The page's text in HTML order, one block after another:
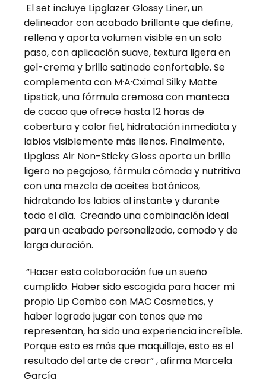
El set incluye Lipglazer Glossy Liner, un
delineador con acabado brillante que define,
rellena y aporta volumen visible en un solo
paso, con aplicación suave, textura ligera en
gel-crema y brillo satinado confortable. Se
complementa con M·A·Cximal Silky Matte
Lipstick, una fórmula cremosa con manteca
de cacao que ofrece hasta 12 horas de
cobertura y color fiel, hidratación inmediata y
labios visiblemente más llenos. Finalmente,
Lipglass Air Non-Sticky Gloss aporta un brillo
ligero no pegajoso, fórmula cómoda y nutritiva
con una mezcla de aceites botánicos,
hidratando los labios al instante y durante
todo el día. Creando una combinación ideal
para un acabado personalizado, comodo y de
larga duración.
“Hacer esta colaboración fue un sueño
cumplido. Haber sido escogida para hacer mi
propio Lip Combo con MAC Cosmetics, y
haber logrado jugar con tonos que me
representan, ha sido una experiencia increíble.
Porque esto es más que maquillaje, esto es el
resultado del arte de crear” , afirma Marcela
García